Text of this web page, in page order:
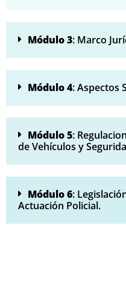
Módulo 3: Marco
Módulo 4: Aspectos
Módulo 5:
de Vehículos y
Módulo 6:
Actuación Policial.